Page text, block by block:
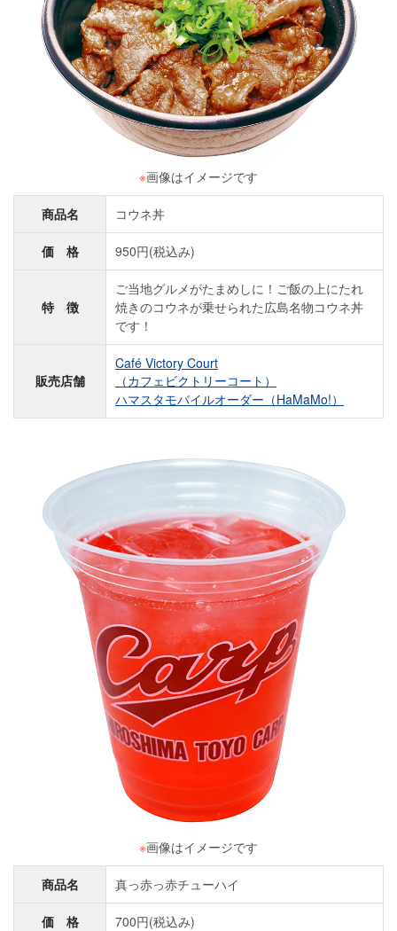
※画像はイメージです
商品名 コウネ丼
価 格 950円(税込み)
特 徴
ご当地グルメがたまめしに！ご飯の上にたれ
焼きのコウネが乗せられた広島名物コウネ丼
です！
販売店舗
Café Victory Court
（カフェビクトリーコート）
ハマスタモバイルオーダー（HaMaMo!）
※画像はイメージです
商品名 真っ赤っ赤チューハイ
価 格 700円(税込み)